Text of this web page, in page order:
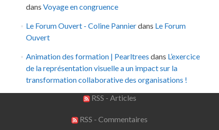
dans Voyage en congruence
Le Forum Ouvert - Coline Pannierdans Le Forum
Ouvert
Animation des formation | Pearltrees dans L’exercice
de la représentation visuelle a un impact sur la
transformation collaborative des organisations !
RSS - Articles
RSS - Commentaires